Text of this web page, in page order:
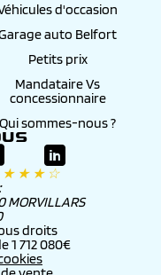
d'occasion
auto Belfort
Petits prix
Mandataire Vs
concessionnaire
Qui sommes-nous ?
★ ★ ★ ☆
MORVILLARS
droits
1 712 080€